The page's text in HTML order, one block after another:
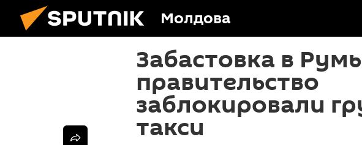
Молдова
Забастовка в
правительство
заблокировали
такси